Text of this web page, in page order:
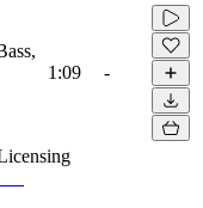
1:09 -